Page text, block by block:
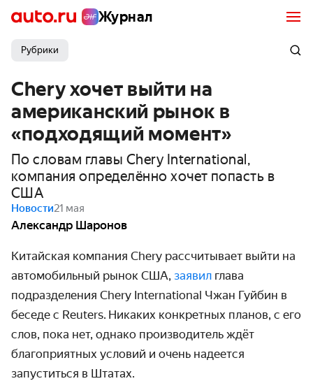
Журнал
Рубрики
Chery хочет выйти на
американский рынок в
«подходящий момент»
По словам главы Chery International,
компания определённо хочет попасть в
США
Новости21 мая
Александр Шаронов
Китайская компания Chery рассчитывает выйти на
автомобильный рынок США, заявил глава
подразделения Chery International Чжан Гуйбин в
беседе с Reuters. Никаких конкретных планов, с его
слов, пока нет, однако производитель ждёт
благоприятных условий и очень надеется
запуститься в Штатах.